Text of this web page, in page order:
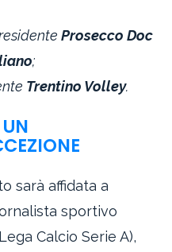
Prosecco Doc
;
Trentino Volley.
sarà affidata a
sportivo
Calcio Serie A),